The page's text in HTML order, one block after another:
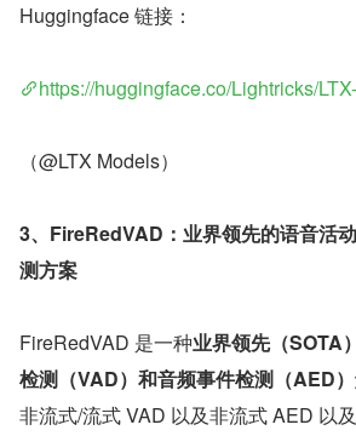
Huggingface 链接：
https://huggingface.co/Lightricks/
（@LTX Models）
3、FireRedVAD：业界领先的语音活
测方案
FireRedVAD 是一种业界领先（SOTA
检测（VAD）和音频事件检测（AED
非流式/流式 VAD 以及非流式 AED 以